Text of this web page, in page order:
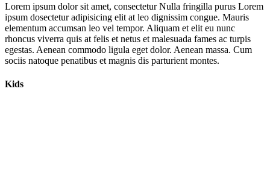
Lorem ipsum dolor sit amet, consectetur Nulla fringilla purus Lorem
ipsum dosectetur adipisicing elit at leo dignissim congue. Mauris
elementum accumsan leo vel tempor. Aliquam et elit eu nunc
rhoncus viverra quis at felis et netus et malesuada fames ac turpis
egestas. Aenean commodo ligula eget dolor. Aenean massa. Cum
sociis natoque penatibus et magnis dis parturient montes.
Kids